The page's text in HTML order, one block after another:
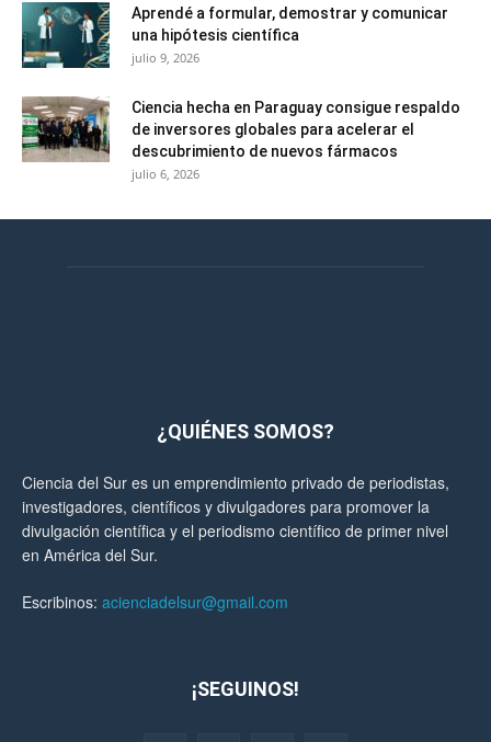
Aprendé a formular, demostrar y comunicar
una hipótesis científica
julio 9, 2026
Ciencia hecha en Paraguay consigue respaldo
de inversores globales para acelerar el
descubrimiento de nuevos fármacos
julio 6, 2026
¿QUIÉNES SOMOS?
Ciencia del Sur es un emprendimiento privado de periodistas,
investigadores, científicos y divulgadores para promover la
divulgación científica y el periodismo científico de primer nivel
en América del Sur.
Escribinos: acienciadelsur@gmail.com
¡SEGUINOS!